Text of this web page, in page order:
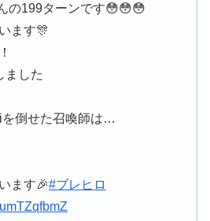
の199ターンです😳😳😳
ます🎊
ました
倒せた召喚師は…
ます🎉#ブレヒロ